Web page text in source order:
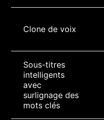
Clone de voix
Sous-titres
intelligents
avec
surlignage des
mots clés